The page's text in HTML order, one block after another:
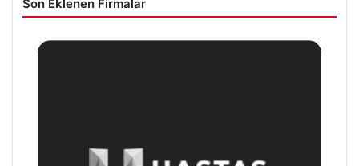
Son Eklenen Firmalar